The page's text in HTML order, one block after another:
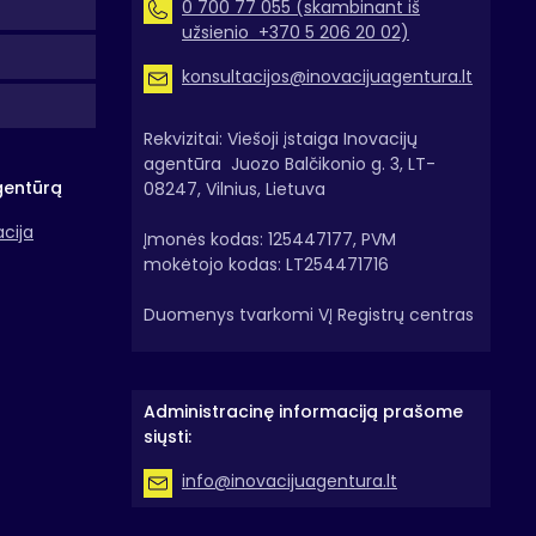
0 700 77 055 (skambinant iš
užsienio +370 5 206 20 02)
konsultacijos@inovacijuagentura.lt
Rekvizitai: Viešoji įstaiga Inovacijų
agentūra Juozo Balčikonio g. 3, LT-
08247, Vilnius, Lietuva
Įmonės kodas: 125447177, PVM
mokėtojo kodas: LT254471716
Duomenys tvarkomi VĮ Registrų centras
Administracinę informaciją prašome
siųsti:
info@inovacijuagentura.lt